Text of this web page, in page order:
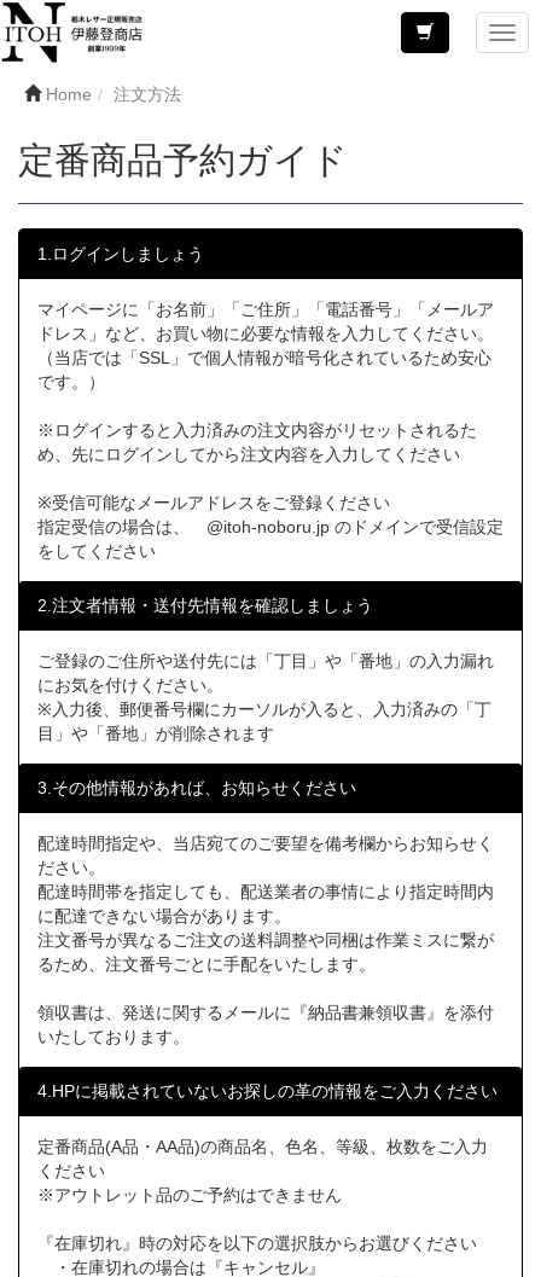
Home 注文方法
定番商品予約ガイド
1.ログインしましょう
マイページに「お名前」「ご住所」「電話番号」「メールア
ドレス」など、お買い物に必要な情報を入力してください。
（当店では「SSL」で個人情報が暗号化されているため安心
です。）
※ログインすると入力済みの注文内容がリセットされるた
め、先にログインしてから注文内容を入力してください
※受信可能なメールアドレスをご登録ください
指定受信の場合は、 @itoh-noboru.jp のドメインで受信設定
をしてください
2.注文者情報・送付先情報を確認しましょう
ご登録のご住所や送付先には「丁目」や「番地」の入力漏れ
にお気を付けください。
※入力後、郵便番号欄にカーソルが入ると、入力済みの「丁
目」や「番地」が削除されます
3.その他情報があれば、お知らせください
配達時間指定や、当店宛てのご要望を備考欄からお知らせく
ださい。
配達時間帯を指定しても、配送業者の事情により指定時間内
に配達できない場合があります。
注文番号が異なるご注文の送料調整や同梱は作業ミスに繋が
るため、注文番号ごとに手配をいたします。
領収書は、発送に関するメールに『納品書兼領収書』を添付
いたしております。
4.HPに掲載されていないお探しの革の情報をご入力ください
定番商品(A品・AA品)の商品名、色名、等級、枚数をご入力
ください
※アウトレット品のご予約はできません
『在庫切れ』時の対応を以下の選択肢からお選びください
・在庫切れの場合は『キャンセル』